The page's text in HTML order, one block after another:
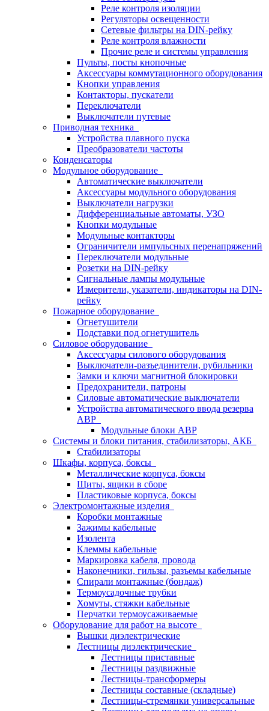
Реле контроля изоляции
Регуляторы освещенности
Сетевые фильтры на DIN-рейку
Реле контроля влажности
Прочие реле и системы управления
Пульты, посты кнопочные
Аксессуары коммутационного оборудования
Кнопки управления
Контакторы, пускатели
Переключатели
Выключатели путевые
Приводная техника
Устройства плавного пуска
Преобразователи частоты
Конденсаторы
Модульное оборудование
Автоматические выключатели
Аксессуары модульного оборудования
Выключатели нагрузки
Дифференциальные автоматы, УЗО
Кнопки модульные
Модульные контакторы
Ограничители импульсных перенапряжений
Переключатели модульные
Розетки на DIN-рейку
Сигнальные лампы модульные
Измерители, указатели, индикаторы на DIN-
рейку
Пожарное оборудование
Огнетушители
Подставки под огнетушитель
Силовое оборудование
Аксессуары силового оборудования
Выключатели-разъединители, рубильники
Замки и ключи магнитной блокировки
Предохранители, патроны
Силовые автоматические выключатели
Устройства автоматического ввода резерва
АВР
Модульные блоки АВР
Системы и блоки питания, стабилизаторы, АКБ
Стабилизаторы
Шкафы, корпуса, боксы
Металлические корпуса, боксы
Щиты, ящики в сборе
Пластиковые корпуса, боксы
Электромонтажные изделия
Коробки монтажные
Зажимы кабельные
Изолента
Клеммы кабельные
Маркировка кабеля, провода
Наконечники, гильзы, разъемы кабельные
Спирали монтажные (бондаж)
Термоусадочные трубки
Хомуты, стяжки кабельные
Перчатки термоусаживаемые
Оборудование для работ на высоте
Вышки диэлектрические
Лестницы диэлектрические
Лестницы приставные
Лестницы раздвижные
Лестницы-трансформеры
Лестницы составные (складные)
Лестницы-стремянки универсальные